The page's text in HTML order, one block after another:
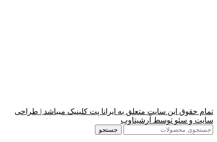
تمام حقوق این سایت متعلق به ایرانا پت کلینیک میباشد | طراحی
سایت و سئو توسط آرشیتاوب
جستجو